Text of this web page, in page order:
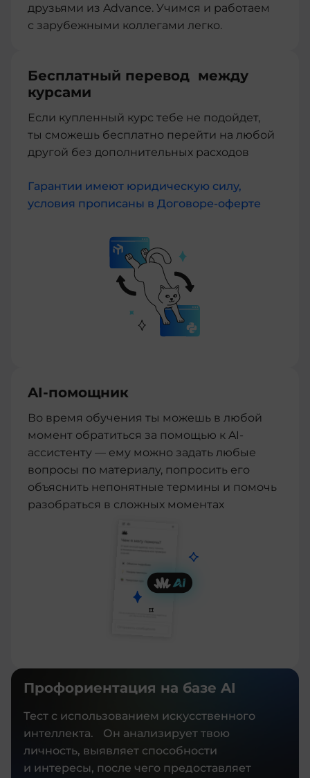
друзьями из Advance. Учимся и работаем
с зарубежными коллегами легко.
Бесплатный перевод между
курсами
Если купленный курс тебе не подойдет,
ты сможешь бесплатно перейти на любой
другой без дополнительных расходов
Гарантии имеют юридическую силу,
условия прописаны в Договоре-оферте
AI-помощник
Во время обучения ты можешь в любой
момент обратиться за помощью к AI-
ассистенту — ему можно задать любые
вопросы по материалу, попросить его
объяснить непонятные термины и помочь
разобраться в сложных моментах
Профориентация на базе AI
Тест с использованием искусственного
интеллекта. Он анализирует твою
личность, выявляет способности
и интересы, после чего предоставляет